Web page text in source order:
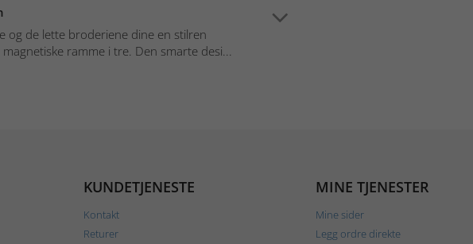
og de lette broderiene dine en stilren
ramme i tre. Den smarte desi...
KUNDETJENESTE
Kontakt
Returer
MINE TJENESTER
Mine sider
Legg ordre direkte